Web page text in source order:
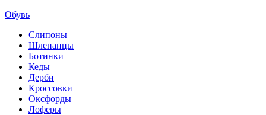
Обувь
Слипоны
Шлепанцы
Ботинки
Кеды
Дерби
Кроссовки
Оксфорды
Лоферы